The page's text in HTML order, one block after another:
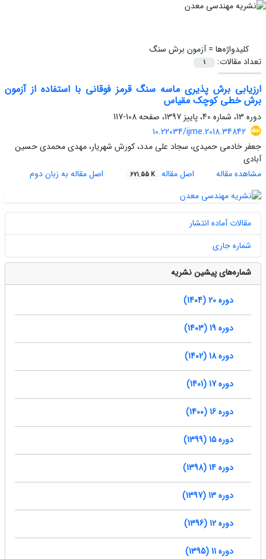
کلیدواژه‌ها =آزمون برش سنگ
تعداد مقالات:
1
ارزیابی برش پذیری ماسه سنگ قرمز فوقانی با استفاده از آزمون
برش خطی کوچک مقیاس
دوره 13، شماره 40، پاییز 1397، صفحه
108-117
10.22034/ijme.2018.34842
جعفر خادمی حمیدی، سجاد علی مدد، کورش شهریار، مهدی محمدی حسین
آبادی
مشاهده مقاله
اصل مقاله 671.55 K اصل مقاله به زبان دوم
مقالات آماده انتشار
شماره جاری
شماره‌های پیشین نشریه
دوره 20 (1404)
دوره 19 (1403)
دوره 18 (1402)
دوره 17 (1401)
دوره 16 (1400)
دوره 15 (1399)
دوره 14 (1398)
دوره 13 (1397)
دوره 12 (1396)
دوره 11 (1395)